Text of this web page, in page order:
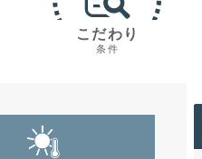
こだわり
条件